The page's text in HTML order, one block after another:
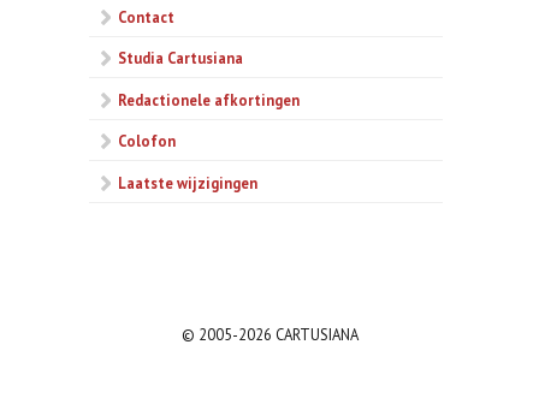
Contact
Studia Cartusiana
Redactionele afkortingen
Colofon
Laatste wijzigingen
© 2005-2026 CARTUSIANA